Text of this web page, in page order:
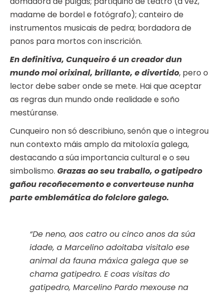
madame de bordel e fotógrafo); canteiro de
instrumentos musicais de pedra; bordadora de
panos para mortos con inscrición.
En definitiva, Cunqueiro é un creador dun
mundo moi orixinal, brillante, e divertido, pero o
lector debe saber onde se mete. Hai que aceptar
as regras dun mundo onde realidade e soño
mestúranse.
Cunqueiro non só describiuno, senón que o integrou
nun contexto máis amplo da mitoloxía galega,
destacando a súa importancia cultural e o seu
simbolismo. Grazas ao seu traballo, o gatipedro
gañou recoñecemento e converteuse nunha
parte emblemática do folclore galego.
“De neno, aos catro ou cinco anos da súa
idade, a Marcelino adoitaba visitalo ese
animal da fauna máxica galega que se
chama gatipedro. E coas visitas do
gatipedro, Marcelino Pardo mexouse na